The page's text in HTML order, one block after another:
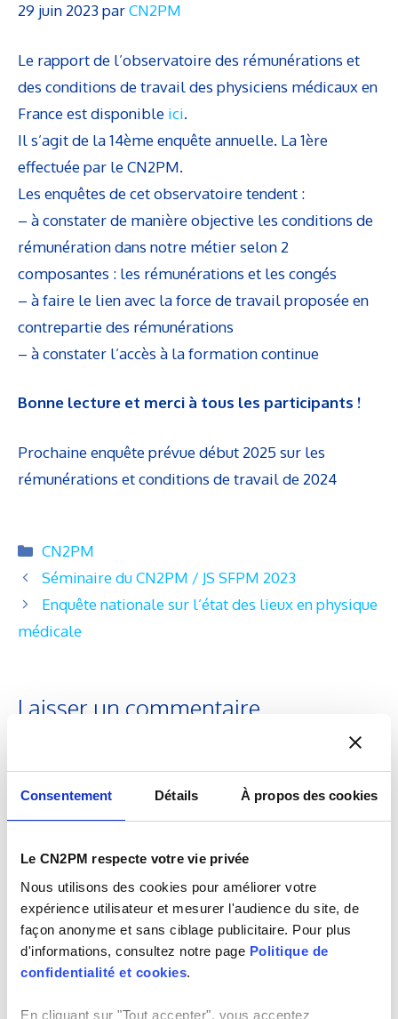
Consentement Détails À propos des cookies
Le CN2PM respecte votre vie privée
Nous utilisons des cookies pour améliorer votre
expérience utilisateur et mesurer l'audience du site, de
façon anonyme et sans ciblage publicitaire. Pour plus
d'informations, consultez notre page Politique de
confidentialité et cookies.
En cliquant sur "Tout accepter", vous acceptez
29 juin 2023parCN2PM
Le rapport de l’observatoire des rémunérations et
des conditions de travail des physiciens médicaux en
France est disponible ici.
Il s’agit de la 14ème enquête annuelle. La 1ère
effectuée par le CN2PM.
Les enquêtes de cet observatoire tendent :
– à constater de manière objective les conditions de
rémunération dans notre métier selon 2
composantes : les rémunérations et les congés
– à faire le lien avec la force de travail proposée en
contrepartie des rémunérations
– à constater l’accès à la formation continue
Bonne lecture et merci à tous les participants !
Prochaine enquête prévue début 2025 sur les
rémunérations et conditions de travail de 2024
Catégories
CN2PM
Séminaire du CN2PM / JS SFPM 2023
Enquête nationale sur l’état des lieux en physique
médicale
Laisser un commentaire
Nom